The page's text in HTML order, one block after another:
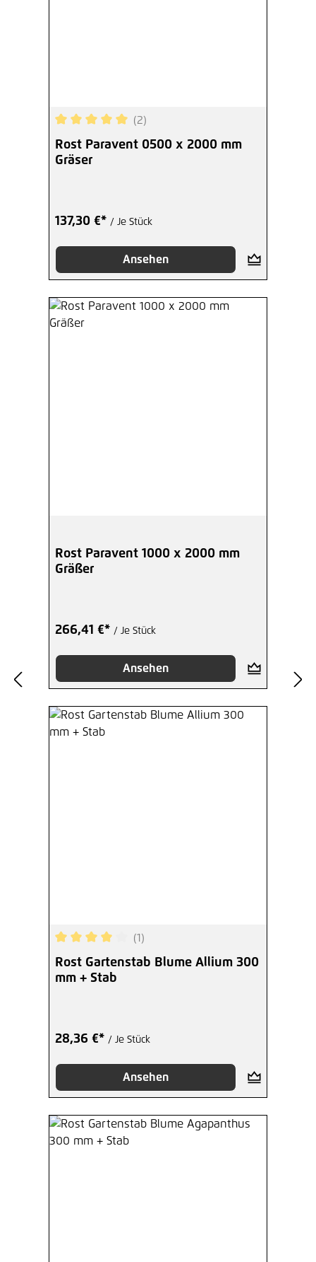
Durchschnittliche Bewertung von 5 von 5
(2)
Rost Paravent 0500 x 2000 mm
Gräser
137,30 €* / Je Stück
Ansehen
Rost Paravent 1000 x 2000 mm
Gräßer
266,41 €* / Je Stück
Ansehen
Durchschnittliche Bewertung von 4 von 5
(1)
Rost Gartenstab Blume Allium 300
mm + Stab
28,36 €* / Je Stück
Ansehen